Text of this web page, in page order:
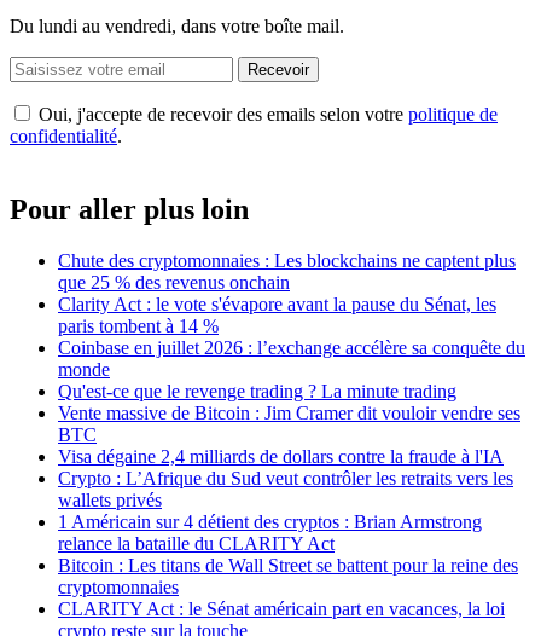
Du lundi au vendredi, dans votre boîte mail.
Recevoir
Oui, j'accepte de recevoir des emails selon votre politique de
confidentialité.
Pour aller plus loin
Chute des cryptomonnaies : Les blockchains ne captent plus
que 25 % des revenus onchain
Clarity Act : le vote s'évapore avant la pause du Sénat, les
paris tombent à 14 %
Coinbase en juillet 2026 : l’exchange accélère sa conquête du
monde
Qu'est-ce que le revenge trading ? La minute trading
Vente massive de Bitcoin : Jim Cramer dit vouloir vendre ses
BTC
Visa dégaine 2,4 milliards de dollars contre la fraude à l'IA
Crypto : L’Afrique du Sud veut contrôler les retraits vers les
wallets privés
1 Américain sur 4 détient des cryptos : Brian Armstrong
relance la bataille du CLARITY Act
Bitcoin : Les titans de Wall Street se battent pour la reine des
cryptomonnaies
CLARITY Act : le Sénat américain part en vacances, la loi
crypto reste sur la touche